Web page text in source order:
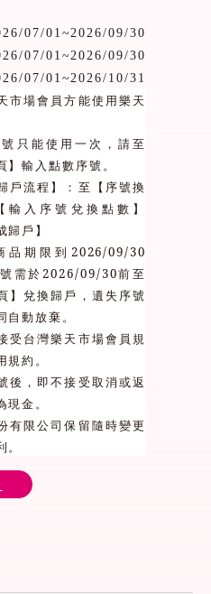
07/01~2026/09/30
07/01~2026/09/30
07/01~2026/10/31
市場會員方能使用樂天
只能使用一次，請至
】輸入點數序號。
戶流程】：至【序號換
入序號兌換點數】
戶】
品期限到 2026/09/30
需於 2026/09/30前至
】兌換歸戶，遺失序號
自動放棄。
受台灣樂天市場會員規
規約。
後，即不接受取消或返
現金。
有限公司保留隨時變更
。